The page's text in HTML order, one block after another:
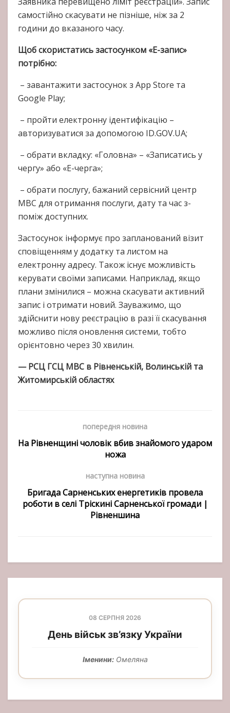
самостійно скасувати не пізніше, ніж за 2
години до вказаного часу.
Щоб скористатись застосунком «Е-запис»
потрібно:
– завантажити застосунок з App Store та
Google Play;
– пройти електронну ідентифікацію –
авторизуватися за допомогою ID.GOV.UA;
– обрати вкладку: «Головна» – «Записатись у
чергу» або «Е-черга»;
– обрати послугу, бажаний сервісний центр
МВС для отримання послуги, дату та час з-
поміж доступних.
Застосунок інформує про запланований візит
сповіщенням у додатку та листом на
електронну адресу. Також існує можливість
керувати своїми записами. Наприклад, якщо
плани змінилися – можна скасувати активний
запис і отримати новий. Зауважимо, що
здійснити нову реєстрацію в разі її скасування
можливо після оновлення системи, тобто
орієнтовно через 30 хвилин.
— РСЦ ГСЦ МВС в Рівненській, Волинській та
Житомирській областях
попередня новина
На Рівненщині чоловік вбив знайомого ударом
ножа
наступна новина
Бригада Сарненських енергетиків провела
роботи в селі Тріскині Сарненської громади |
Рівненшина
08 СЕРПНЯ 2026
День військ зв’язку України
Іменини:Омеляна